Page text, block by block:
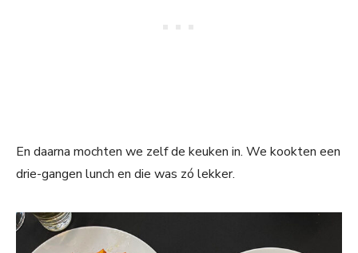
En daarna mochten we zelf de keuken in. We kookten een
drie-gangen lunch en die was zó lekker.